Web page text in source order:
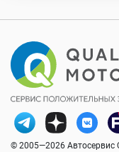
© 2005—2026 Автосервис